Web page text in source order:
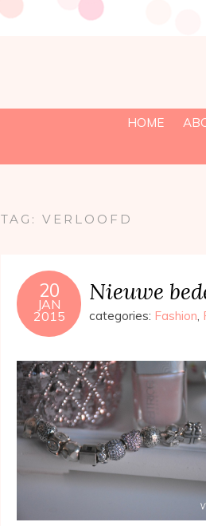
HOME
TAG:VERLOOFD
20
JAN
2015
Nieuwe
categories: Fashion,